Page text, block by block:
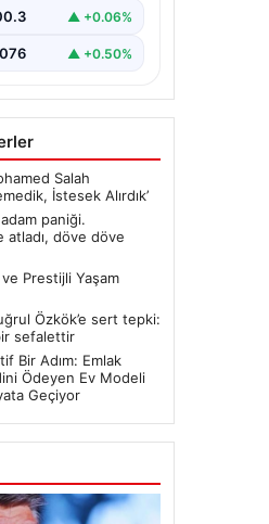
"Beyoğlu
olay,…
▲ +0.06%
▲ +0.50%
Salah
İstesek Alırdık’
paniği.
döve döve
Prestijli Yaşam
Özkök’e sert tepki:
sefalettir
Bir Adım: Emlak
Ödeyen Ev Modeli
Geçiyor